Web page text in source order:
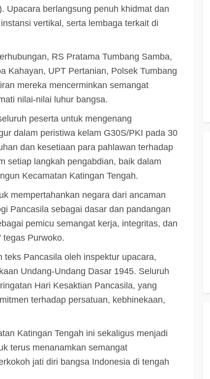
Upacara berlangsung penuh khidmat dan
vertikal, serta lembaga terkait di
RS Pratama Tumbang Samba,
Kahayan, UPT Pertanian, Polsek Tumbang
mereka mencerminkan semangat
nilai-nilai luhur bangsa.
peserta untuk mengenang
dalam peristiwa kelam G30S/PKI pada 30
dan kesetiaan para pahlawan terhadap
setiap langkah pengabdian, baik dalam
Kecamatan Katingan Tengah.
mempertahankan negara dari ancaman
Pancasila sebagai dasar dan pandangan
pemicu semangat kerja, integritas, dan
tegas Purwoko.
Pancasila oleh inspektur upacara,
Undang-Undang Dasar 1945. Seluruh
Hari Kesaktian Pancasila, yang
terhadap persatuan, kebhinekaan,
Katingan Tengah ini sekaligus menjadi
terus menanamkan semangat
jati diri bangsa Indonesia di tengah
3 min read
KATINGAN
Pemkab Katingan dan Balai TN
Sebangau Perkuat Sinergi Jaga
Kawasan Konservasi dan Gambut
TRIOKTA 12 MEI 2026
3 min read
DPRD KATINGAN
HEADLINE
KATINGAN